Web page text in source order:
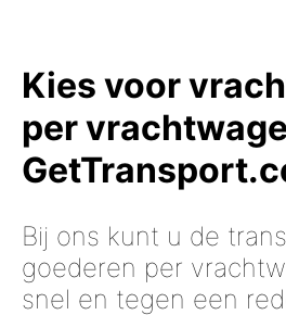
Kies voor
per
Bij ons kunt u de
goederen per
snel en tegen een